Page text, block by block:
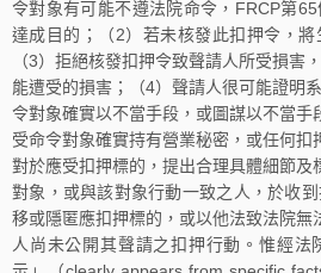
令對象有可能不遵法院命令，FRCP第
達成目的；（2）若未核發此扣押令，將
（3）拒絕核發扣押令致聲請人所受損害
能遭受的損害；（4）聲請人很可能證明
令對象確實以不當手段，或圖謀以不當手
受命令對象確實持有營業秘密，或任何扣
對於應受扣押標的，提出合理具體細節及
對象，或與該對象行動一致之人，於收
移或隱匿應扣押標的，或以他法致法院無
人尚未公開其聲請之扣押行動。惟經法